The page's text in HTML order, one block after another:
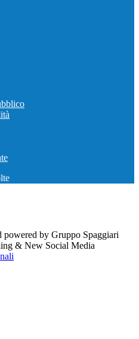
powered by Gruppo Spaggiari
& New Social Media